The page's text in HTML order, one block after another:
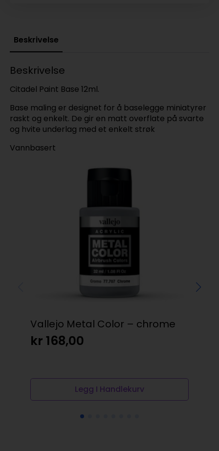
Beskrivelse
Beskrivelse
Citadel Paint Base 12ml.
Base maling er designet for å baselegge miniatyrer
raskt og enkelt. De gir en matt overflate på svarte
og hvite underlag med et enkelt strøk
Vannbasert
Vallejo Metal Color – chrome
kr 168,00
Legg I Handlekurv